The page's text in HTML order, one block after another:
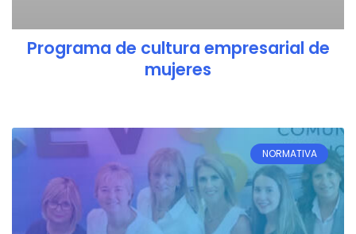
Programa de cultura empresarial de
mujeres
NORMATIVA